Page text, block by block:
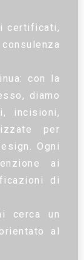
certificati,
con la
diamo
incisioni,
per
Ogni
ai
di
cerca un
al